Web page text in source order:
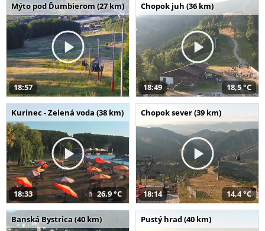
Mýto pod Ďumbierom (27 km)
18:57
Chopok juh (36 km)
18:49 18,5 °C
Kurinec - Zelená voda (38 km)
18:33 26,9 °C
Chopok sever (39 km)
18:14 14,4 °C
Banská Bystrica (40 km) Pustý hrad (40 km)